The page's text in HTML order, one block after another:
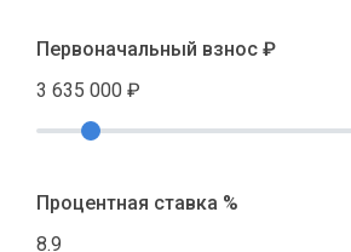
Первоначальный взнос ₽
3 635 000 ₽
Процентная ставка %
8.9